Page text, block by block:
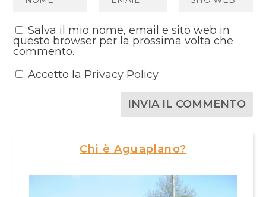
Salva il mio nome, email e sito web in
questo browser per la prossima volta che
commento.
Accetto la Privacy Policy
Chi è Aguaplano?